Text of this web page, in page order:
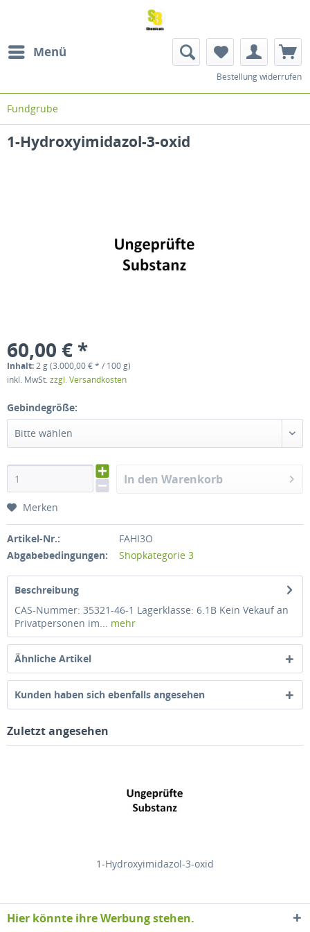
Menü
Bestellung widerrufen
Fundgrube
1-Hydroxyimidazol-3-oxid
60,00 € *
Inhalt:2 g (3.000,00 € * / 100 g)
inkl. MwSt.zzgl. Versandkosten
Gebindegröße:
Bitte wählen
In den Warenkorb
Merken
Artikel-Nr.:
FAHI3O
Abgabebedingungen:
Shopkategorie 3
Beschreibung
CAS-Nummer: 35321-46-1 Lagerklasse: 6.1B Kein Vekauf an
Privatpersonen im... mehr
Ähnliche Artikel
Kunden haben sich ebenfalls angesehen
Zuletzt angesehen
1-Hydroxyimidazol-3-oxid
Hier könnte ihre Werbung stehen.